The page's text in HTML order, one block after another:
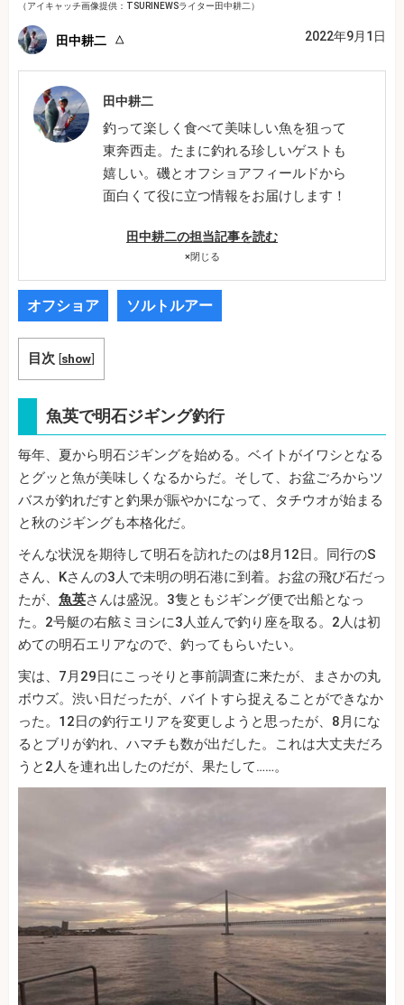
（アイキャッチ画像提供：TSURINEWSライター田中耕二）
田中耕二 2022年9月1日
田中耕二
釣って楽しく食べて美味しい魚を狙って
東奔西走。たまに釣れる珍しいゲストも
嬉しい。磯とオフショアフィールドから
面白くて役に立つ情報をお届けします！
田中耕二の担当記事を読む
×閉じる
オフショア ソルトルアー
目次 [show]
魚英で明石ジギング釣行
毎年、夏から明石ジギングを始める。ベイトがイワシとなる
とグッと魚が美味しくなるからだ。そして、お盆ごろからツ
バスが釣れだすと釣果が賑やかになって、タチウオが始まる
と秋のジギングも本格化だ。
そんな状況を期待して明石を訪れたのは8月12日。同行のS
さん、Kさんの3人で未明の明石港に到着。お盆の飛び石だっ
たが、 魚英さんは盛況。3隻ともジギング便で出船となっ
た。2号艇の右舷ミヨシに3人並んで釣り座を取る。2人は初
めての明石エリアなので、釣ってもらいたい。
実は、7月29日にこっそりと事前調査に来たが、まさかの丸
ボウズ。渋い日だったが、バイトすら捉えることができなか
った。12日の釣行エリアを変更しようと思ったが、8月にな
るとブリが釣れ、ハマチも数が出だした。これは大丈夫だろ
うと2人を連れ出したのだが、果たして……。